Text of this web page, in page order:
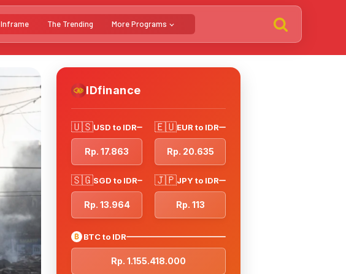
Inframe The Trending More Programs
IDfinance
🇺🇸USD to IDR
Rp. 17.863
🇪🇺EUR to IDR
Rp. 20.635
🇸🇬SGD to IDR
Rp. 13.964
🇯🇵JPY to IDR
Rp. 113
₿ BTC to IDR
Rp. 1.155.418.000